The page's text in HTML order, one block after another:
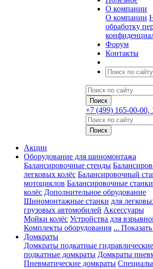
О компании
О компании
обработку
Форум
Контакты
+7 (499) 165-00-00,
Акции
Оборудование для шиномонтажа
Балансировочные стенды
легковых колёс Балансировочный
мотоциклов Балансировочные
колёс Дополнительное обрудование
Шиномонтажные станки для
грузовых автомобилей Аксессуары
Мойки колёс Устройства для
Комплекты оборудования ...
Домкраты
Домкраты подкатные гидравлические
подкатные домкраты Домкраты
Пневматические домкраты